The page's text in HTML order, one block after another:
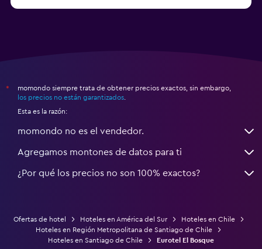
*
momondo siempre trata de obtener precios exactos, sin embargo,
los precios no están garantizados
Esta es la razón:
momondo no es el vendedor.
Agregamos montones de datos para ti
¿Por qué los precios no son 100% exactos?
Ofertas de hotel Hoteles en América del Sur
Hoteles en Chile
Hoteles en Región Metropolitana de Santiago de Chile
Hoteles en Santiago de Chile
Eurotel El Bosque